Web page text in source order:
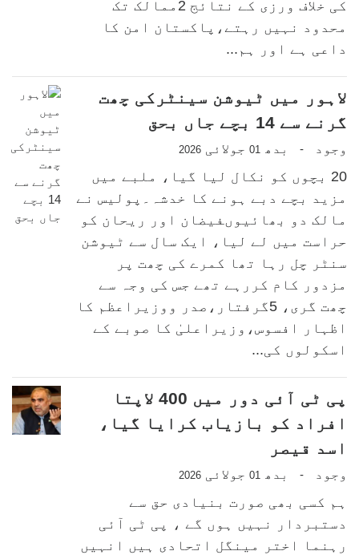
کی خلاف ورزی کے نتائج 2ممالک تک
محدود نہیں رہتے،پاکستان امن کا
داعی ہے اور ہم...
لاہور میں ٹیوشن سینٹرکی چھت
گرنے سے 14 بچے جاں بحق
وجود - بدھ 01 جولائی 2026
20 بچوں کو نکال لیا گیا، ملبے میں
مزید بچے دبے ہونے کا خدشہ۔پولیس نے
مالک دو بھائیوںفیضان اور ریحان کو
حراست میں لے لیا، ایک سال سے ٹیوشن
سنٹر چل رہا تھا کمرے کی چھت پر
مزدور کام کررہے تھے جس کی وجہ سے
چھت گری، 5گرفتار،صدر ووزیراعظم کا
اظہار افسوس،وزیراعلیٰ کا صوبے کے
اسکولوں کی...
پی ٹی آئی دور میں 400 لاپتا
افراد کو بازیاب کرایا گیا،
اسد قیصر
وجود - بدھ 01 جولائی 2026
ہم کسی بھی صورت بنیادی حق سے
دستبردار نہیں ہوں گے ، پی ٹی آئی
رہنما اختر مینگل اتحادی ہیں انہیں